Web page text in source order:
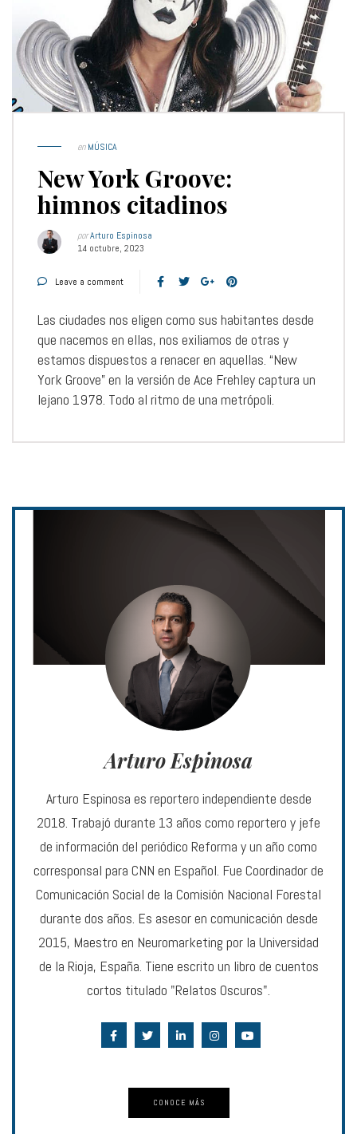
enMÚSICA
New York Groove:
himnos citadinos
porArturo Espinosa
14 octubre, 2023
Leave a comment
Las ciudades nos eligen como sus habitantes desde
que nacemos en ellas, nos exiliamos de otras y
estamos dispuestos a renacer en aquellas. “New
York Groove” en la versión de Ace Frehley captura un
lejano 1978. Todo al ritmo de una metrópoli.
Arturo Espinosa
Arturo Espinosa es reportero independiente desde
2018. Trabajó durante 13 años como reportero y jefe
de información del periódico Reforma y un año como
corresponsal para CNN en Español. Fue Coordinador de
Comunicación Social de la Comisión Nacional Forestal
durante dos años. Es asesor en comunicación desde
2015, Maestro en Neuromarketing por la Universidad
de la Rioja, España. Tiene escrito un libro de cuentos
cortos titulado "Relatos Oscuros".
CONOCE MÁS